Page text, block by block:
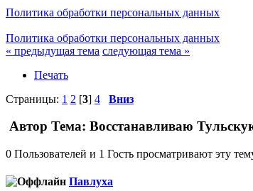
Политика обработки персональных данных
Политика обработки персональных данных
« предыдущая тема следующая тема »
Печать
Страницы: 1 2 [3] 4 Вниз
Автор Тема: Восстанавливаю
0 Пользователей и 1 Гость просматривают эту
Павлуха